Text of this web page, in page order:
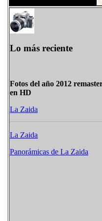
Lo más reciente
Fotos del año 2012
en HD
La Zaida
La Zaida
Panorámicas de La Zaida